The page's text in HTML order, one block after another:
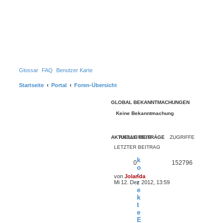
Glossar FAQ Benutzer Karte
Startseite Portal Foren-Übersicht
GLOBAL BEKANNTMACHUNGEN
Keine Bekanntmachung
AKTUELLE BEITRÄGE
ANTWORTEN
ZUGRIFFE
LETZTER BEITRAG
k
o
r
r
e
k
t
e
E
0 152796
von Jolanda
N
Mi 12. Dez 2012, 13:59